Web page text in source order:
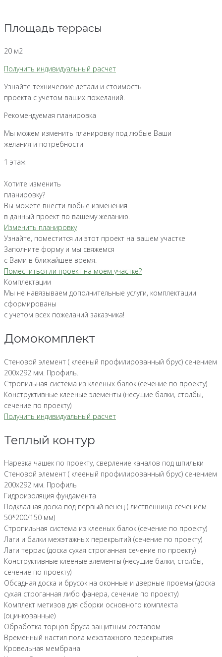
Площадь террасы
20 м2
Получить индивидуальный расчет
Узнайте технические детали и стоимость
проекта с учетом ваших пожеланий.
Рекомендуемая планировка
Мы можем изменить планировку под любые Ваши
желания и потребности
1 этаж
Хотите изменить
планировку?
Вы можете внести любые изменения
в данный проект по вашему желанию.
Изменить планировку
Узнайте, поместится ли этот проект на вашем участке
Заполните форму и мы свяжемся
с Вами в ближайшее время.
Поместиться ли проект на моем участке?
Комплектации
Мы не навязываем дополнительные услуги, комплектации
сформированы
с учетом всех пожеланий заказчика!
Домокомплект
Стеновой элемент ( клееный профилированный брус) сечением
200х292 мм. Профиль.
Стропильная система из клееных балок (сечение по проекту)
Конструктивные клееные элементы (несущие балки, столбы,
сечение по проекту)
Получить индивидуальный расчет
Теплый контур
Нарезка чашек по проекту, сверление каналов под шпильки
Стеновой элемент ( клееный профилированный брус) сечением
200х292 мм. Профиль
Гидроизоляция фундамента
Подкладная доска под первый венец ( лиственница сечением
50*200/150 мм)
Стропильная система из клееных балок (сечение по проекту)
Лаги и балки межэтажных перекрытий (сечение по проекту)
Лаги террас (доска сухая строганная сечение по проекту)
Конструктивные клееные элементы (несущие балки, столбы,
сечение по проекту)
Обсадная доска и брусок на оконные и дверные проемы (доска
сухая строганная либо фанера, сечение по проекту)
Комплект метизов для сборки основного комплекта
(оцинкованные)
Обработка торцов бруса защитным составом
Временный настил пола межэтажного перекрытия
Кровельная мембрана